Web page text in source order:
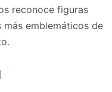
reconoce figuras
emblemáticos de